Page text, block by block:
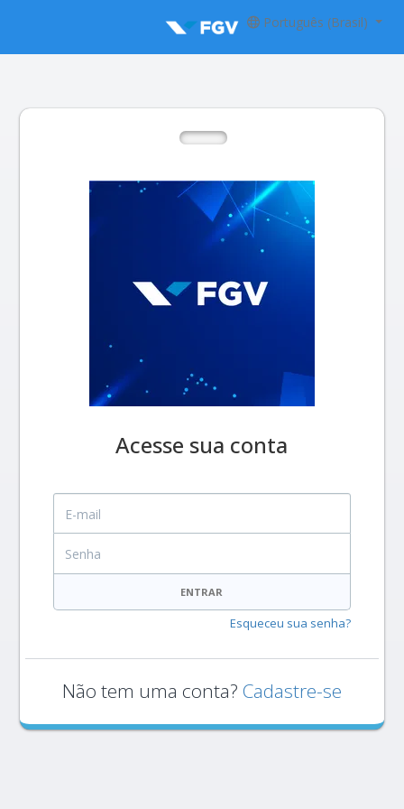
Português (Brasil)
Acesse sua conta
E-mail
ENTRAR
Esqueceu sua senha?
Não tem uma conta? Cadastre-se